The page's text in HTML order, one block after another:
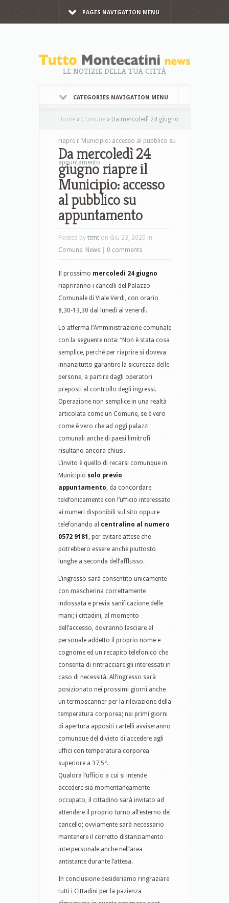
PAGES NAVIGATION MENU
LE NOTIZIE DELLA TUA CITTÀ
CATEGORIES NAVIGATION MENU
Home » Comune » Da mercoledì 24 giugno
riapre il Municipio: accesso al pubblico su
appuntamento
Da mercoledì 24
giugno riapre il
Municipio: accesso
al pubblico su
appuntamento
Posted by ttmt on Giu 23, 2020 in
Comune, News 0 comments
Il prossimo mercoledì 24 giugno
riapriranno i cancelli del Palazzo
Comunale di Viale Verdi, con orario
8,30-13,30 dal lunedì al venerdì.
Lo afferma l’Amministrazione comunale
con la seguente nota: “Non è stata cosa
semplice, perché per riaprire si doveva
innanzitutto garantire la sicurezza delle
persone, a partire dagli operatori
preposti al controllo degli ingressi.
Operazione non semplice in una realtà
articolata come un Comune, se è vero
come è vero che ad oggi palazzi
comunali anche di paesi limitrofi
risultano ancora chiusi.
L’invito è quello di recarsi comunque in
Municipio solo previo
appuntamento, da concordare
telefonicamente con l’ufficio interessato
ai numeri disponibili sul sito oppure
telefonando al centralino al numero
0572 9181 , per evitare attese che
potrebbero essere anche piuttosto
lunghe a seconda dell’afflusso.
L’ingresso sarà consentito unicamente
con mascherina correttamente
indossata e previa sanificazione delle
mani; i cittadini, al momento
dell’accesso, dovranno lasciare al
personale addetto il proprio nome e
cognome ed un recapito telefonico che
consenta di rintracciare gli interessati in
caso di necessità. All’ingresso sarà
posizionato nei prossimi giorni anche
un termoscanner per la rilevazione della
temperatura corporea; nei primi giorni
di apertura appositi cartelli avviseranno
comunque del divieto di accedere agli
uffici con temperatura corporea
superiore a 37,5°.
Qualora l’ufficio a cui si intende
accedere sia momentaneamente
occupato, il cittadino sarà invitato ad
attendere il proprio turno all’esterno del
cancello; ovviamente sarà necessario
mantenere il corretto distanziamento
interpersonale anche nell’area
antistante durante l’attesa.
In conclusione desideriamo ringraziare
tutti i Cittadini per la pazienza